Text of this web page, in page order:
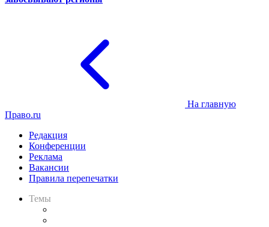
На главную
Право.ru
Редакция
Конференции
Реклама
Вакансии
Правила перепечатки
Темы